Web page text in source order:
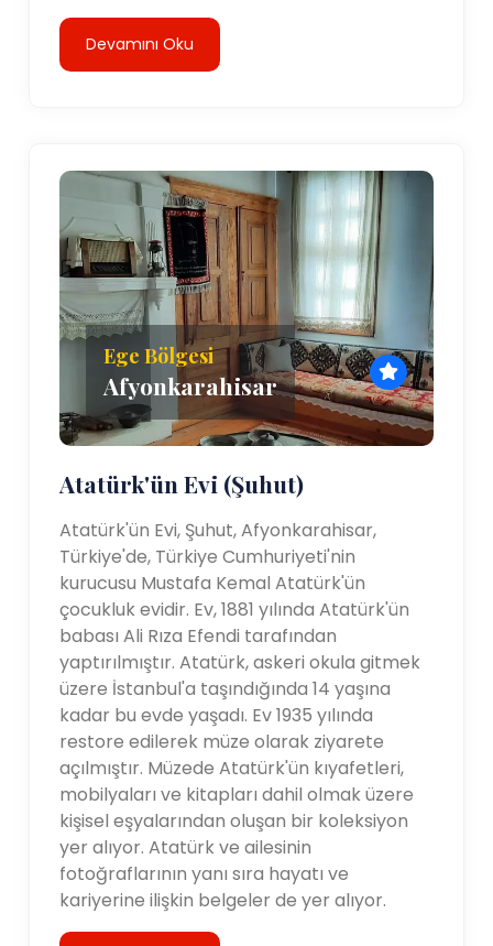
Devamını Oku
Ege Bölgesi
Afyonkarahisar
Atatürk'ün Evi (Şuhut)
Atatürk'ün Evi, Şuhut, Afyonkarahisar,
Türkiye'de, Türkiye Cumhuriyeti'nin
kurucusu Mustafa Kemal Atatürk'ün
çocukluk evidir. Ev, 1881 yılında Atatürk'ün
babası Ali Rıza Efendi tarafından
yaptırılmıştır. Atatürk, askeri okula gitmek
üzere İstanbul'a taşındığında 14 yaşına
kadar bu evde yaşadı. Ev 1935 yılında
restore edilerek müze olarak ziyarete
açılmıştır. Müzede Atatürk'ün kıyafetleri,
mobilyaları ve kitapları dahil olmak üzere
kişisel eşyalarından oluşan bir koleksiyon
yer alıyor. Atatürk ve ailesinin
fotoğraflarının yanı sıra hayatı ve
kariyerine ilişkin belgeler de yer alıyor.